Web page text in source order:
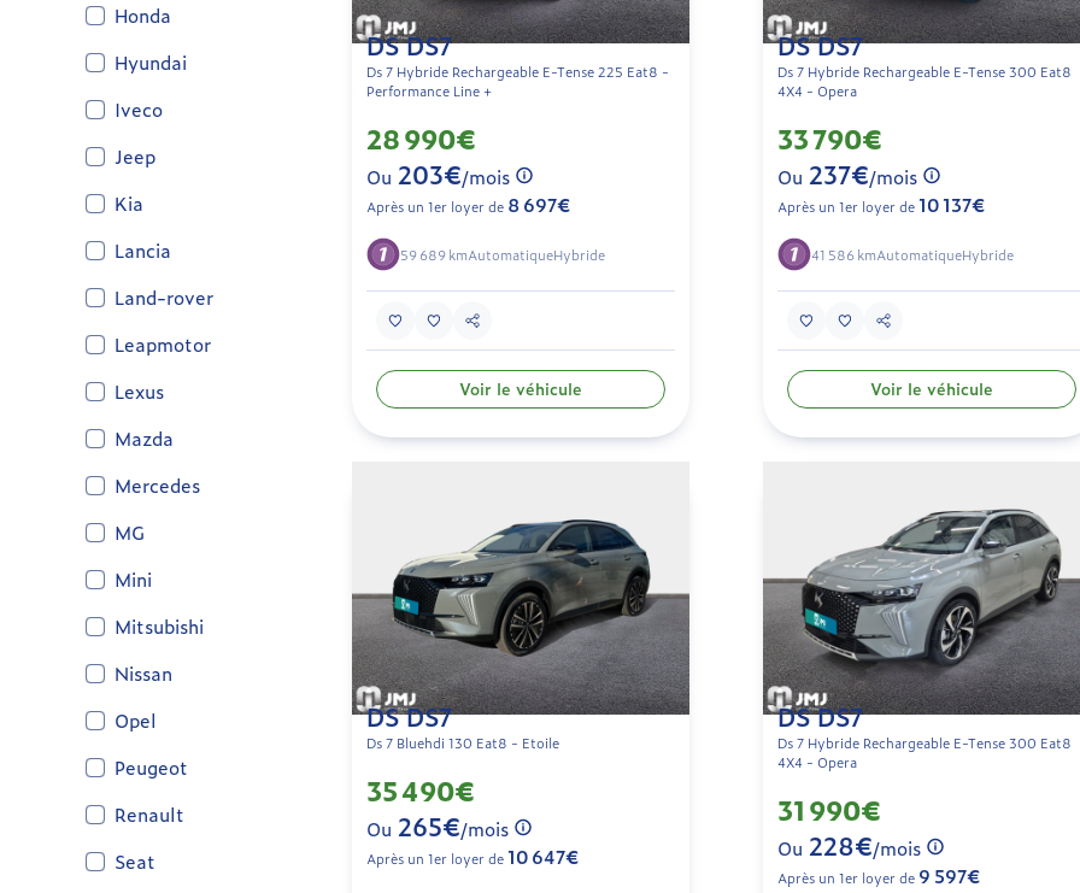
Honda
Hyundai
Iveco
Jeep
Kia
Lancia
Land-rover
Leapmotor
Lexus
Mazda
Mercedes
MG
Mini
Mitsubishi
Nissan
Opel
Peugeot
Renault
Seat
DS DS7
Ds 7 Hybride Rechargeable E-Tense 225 Eat8 -
Performance Line +
28 990€
Ou 203€/mois
Après un 1er loyer de 8 697€
59 689 kmAutomatiqueHybride
Voir le véhicule
DS DS7
Ds 7 Hybride Rechargeable E-Tense 300 Eat8
4X4 - Opera
33 790€
Ou237€/mois
Après un 1er loyer de10 137€
41 586 kmAutomatiqueHybride
Voir le véhicule
DS DS7
Ds 7 Bluehdi 130 Eat8 - Etoile
35 490€
Ou 265€/mois
Après un 1er loyer de10 647€
DS DS7
Ds 7 Hybride Rechargeable E-Tense 300 Eat8
4X4 - Opera
31 990€
Ou228€/mois
Après un 1er loyer de 9 597€